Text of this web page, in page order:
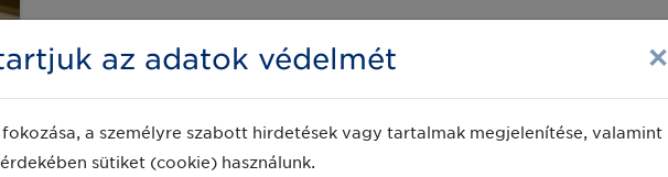
az adatok védelmét ×
a személyre szabott hirdetések vagy tartalmak megjelenítése, valamint
sütiket (cookie) használunk.